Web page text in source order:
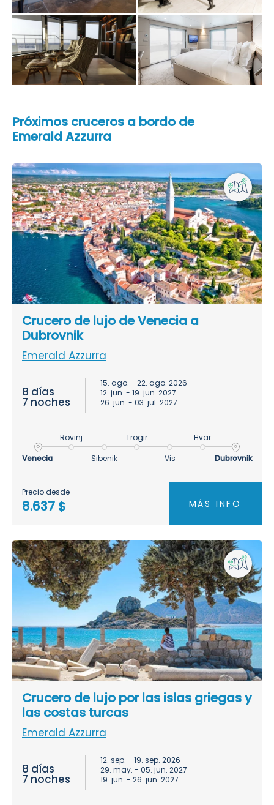
Próximos cruceros a bordo de
Emerald Azzurra
Crucero de lujo de Venecia a
Dubrovnik
Emerald Azzurra
8 días
7 noches
15. ago. - 22. ago. 2026
12. jun. - 19. jun. 2027
26. jun. - 03. jul. 2027
Venecia
Rovinj
Sibenik
Trogir
Vis
Hvar
Dubrovnik
Precio desde
8.637 $ MÁS INFO
Crucero de lujo por las islas griegas y
las costas turcas
Emerald Azzurra
8 días
7 noches
12. sep. - 19. sep. 2026
29. may. - 05. jun. 2027
19. jun. - 26. jun. 2027